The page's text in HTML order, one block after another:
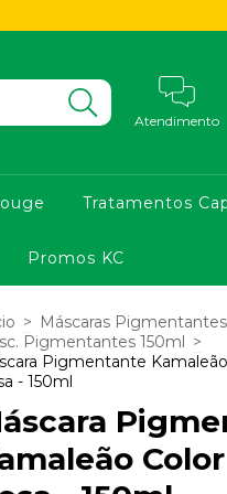
Atendimento
Tratamentos
Promos KC
> Máscaras Pigmentantes
Pigmentantes 150ml >
Pigmentante
- 150ml